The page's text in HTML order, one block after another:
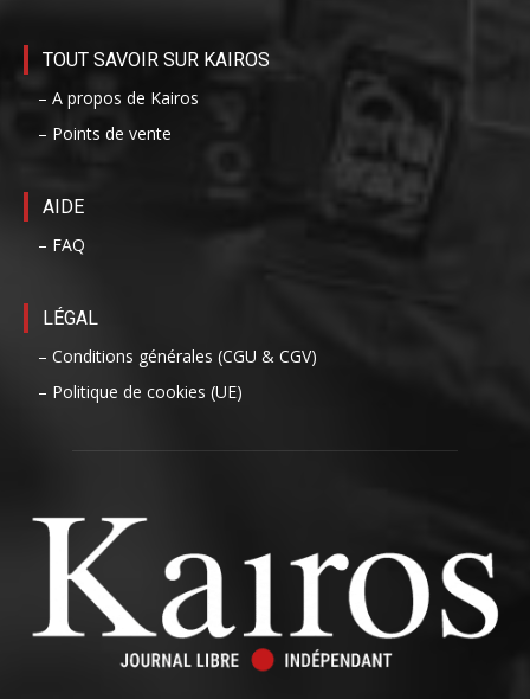
TOUT SAVOIR SUR KAIROS
– A propos de Kairos
– Points de vente
AIDE
– FAQ
LÉGAL
– Conditions générales (CGU & CGV)
– Politique de cookies (UE)